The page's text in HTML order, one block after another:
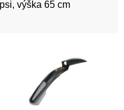
výška 65 cm